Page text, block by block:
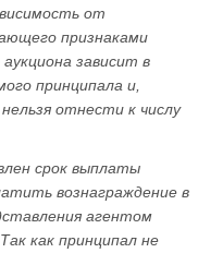
от
признаками
зависит в
принципала и,
отнести к числу
срок выплаты
вознаграждение в
агентом
как принципал не